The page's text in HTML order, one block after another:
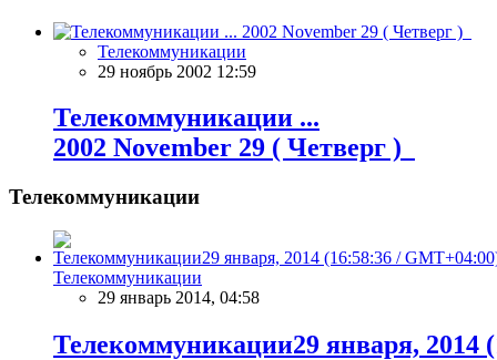
Телекоммуникации
29 ноябрь 2002 12:59
Телекоммуникации ...
2002 November 29 ( Четверг )
Телекоммуникации
Телекоммуникации
29 январь 2014, 04:58
Телекоммуникации29 января, 2014